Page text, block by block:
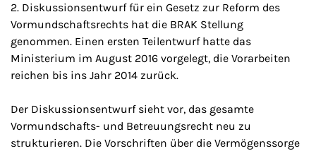
2. Diskussionsentwurf für ein Gesetz zur Reform des
Vormundschaftsrechts hat die BRAK Stellung
genommen. Einen ersten Teilentwurf hatte das
Ministerium im August 2016 vorgelegt, die Vorarbeiten
reichen bis ins Jahr 2014 zurück.
Der Diskussionsentwurf sieht vor, das gesamte
Vormundschafts- und Betreuungsrecht neu zu
strukturieren. Die Vorschriften über die Vermögenssorge